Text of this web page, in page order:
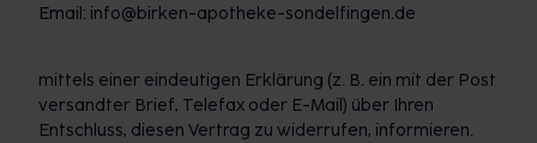
Email: info@birken-apotheke-sondelfingen.de
mittels einer eindeutigen Erklärung (z. B. ein mit der Post
versandter Brief, Telefax oder E-Mail) über Ihren
Entschluss, diesen Vertrag zu widerrufen, informieren.